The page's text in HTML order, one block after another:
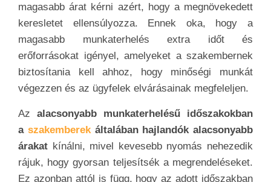
magasabb árat kérni azért, hogy a megnövekedett
keresletet ellensúlyozza. Ennek oka, hogy a
magasabb munkaterhelés extra időt és
erőforrásokat igényel, amelyeket a szakembernek
biztosítania kell ahhoz, hogy minőségi munkát
végezzen és az ügyfelek elvárásainak megfeleljen.
Az alacsonyabb munkaterhelésű időszakokban
a szakemberekáltalában hajlandók alacsonyabb
árakat kínálni, mivel kevesebb nyomás nehezedik
rájuk, hogy gyorsan teljesítsék a megrendeléseket.
Ez azonban attól is függ, hogy az adott időszakban